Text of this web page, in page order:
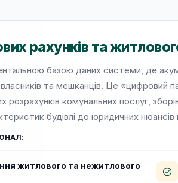
рахунків та
базою даних системи, де
власників та мешканців. Це
розрахунків комунальних послуг,
будівлі до юридичних нюансів
житлового та нежитлового
check_circle